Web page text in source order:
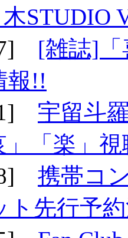
木STUDIO
[雑誌]「
報!!
宇留斗
」「楽」
携帯コ
ト先行予